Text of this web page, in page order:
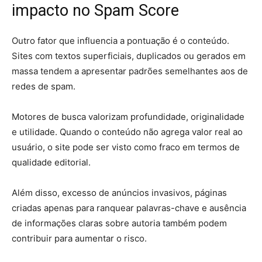
impacto no Spam Score
Outro fator que influencia a pontuação é o conteúdo.
Sites com textos superficiais, duplicados ou gerados em
massa tendem a apresentar padrões semelhantes aos de
redes de spam.
Motores de busca valorizam profundidade, originalidade
e utilidade. Quando o conteúdo não agrega valor real ao
usuário, o site pode ser visto como fraco em termos de
qualidade editorial.
Além disso, excesso de anúncios invasivos, páginas
criadas apenas para ranquear palavras-chave e ausência
de informações claras sobre autoria também podem
contribuir para aumentar o risco.